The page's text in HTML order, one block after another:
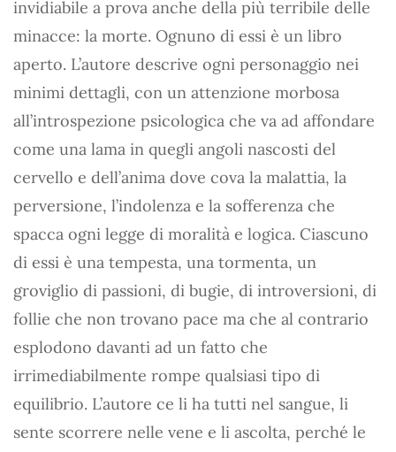
invidiabile a prova anche della più terribile delle
minacce: la morte. Ognuno di essi è un libro
aperto. L’autore descrive ogni personaggio nei
minimi dettagli, con un attenzione morbosa
all’introspezione psicologica che va ad affondare
come una lama in quegli angoli nascosti del
cervello e dell’anima dove cova la malattia, la
perversione, l’indolenza e la sofferenza che
spacca ogni legge di moralità e logica. Ciascuno
di essi è una tempesta, una tormenta, un
groviglio di passioni, di bugie, di introversioni, di
follie che non trovano pace ma che al contrario
esplodono davanti ad un fatto che
irrimediabilmente rompe qualsiasi tipo di
equilibrio. L’autore ce li ha tutti nel sangue, li
sente scorrere nelle vene e li ascolta, perché le